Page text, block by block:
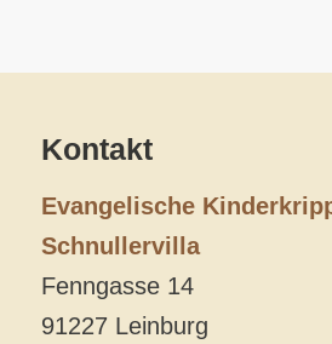
Kontakt
Evangelische
Schnullervilla
Fenngasse 14
91227 Leinburg